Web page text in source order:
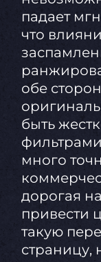
падает
что
обе
быть
много
дорогая
привести
такую
страницу,